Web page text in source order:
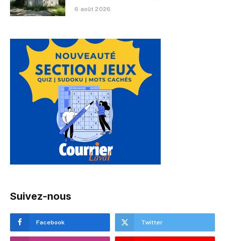
6 août 2026
Suivez-nous
Facebook Twitter